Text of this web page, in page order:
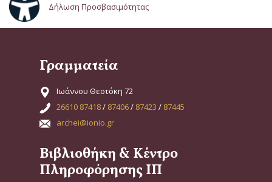
Δήλωση Προσβασιμότητας
Γραμματεία
Ιωάννου Θεοτόκη 72
26610 87418/ 87406/ 87423 / 87445
archei@ionio.gr
Βιβλιοθήκη & Κέντρο
Πληροφόρησης ΙΠ